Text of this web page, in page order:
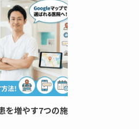
を増やす7つの施